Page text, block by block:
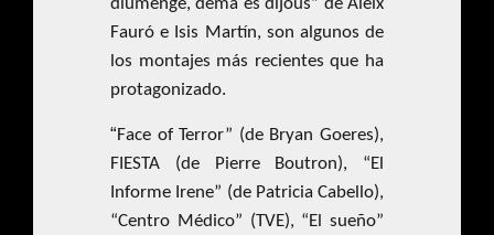
diumenge, demà és dijous” de Aleix
Fauró e Isis Martín, son algunos de
los montajes más recientes que ha
protagonizado.
“Face of Terror” (de Bryan Goeres),
FIESTA (de Pierre Boutron), “El
Informe Irene” (de Patricia Cabello),
“Centro Médico” (TVE), “El sueño”